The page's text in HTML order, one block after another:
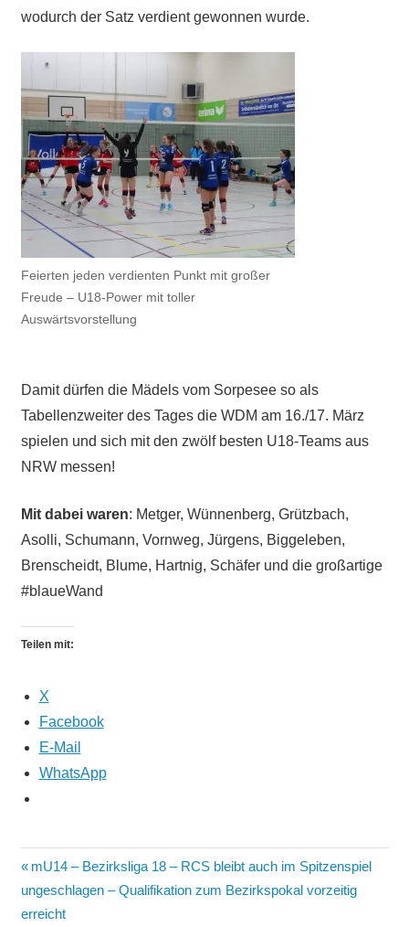
wodurch der Satz verdient gewonnen wurde.
Feierten jeden verdienten Punkt mit großer
Freude – U18-Power mit toller
Auswärtsvorstellung
Damit dürfen die Mädels vom Sorpesee so als
Tabellenzweiter des Tages die WDM am 16./17. März
spielen und sich mit den zwölf besten U18-Teams aus
NRW messen!
Mit dabei waren: Metger, Wünnenberg, Grützbach,
Asolli, Schumann, Vornweg, Jürgens, Biggeleben,
Brenscheidt, Blume, Hartnig, Schäfer und die großartige
#blaueWand
Teilen mit:
X
Facebook
E-Mail
WhatsApp
Beitragsnavigation
Vorheriger
Beitrag:
mU14 – Bezirksliga 18 – RCS bleibt auch im Spitzenspiel
ungeschlagen – Qualifikation zum Bezirkspokal vorzeitig
erreicht